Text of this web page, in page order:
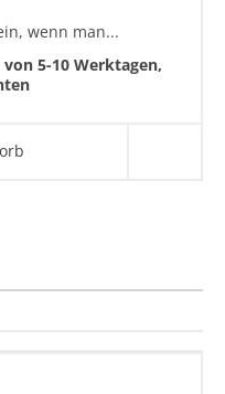
wenn man...
5-10 Werktagen,